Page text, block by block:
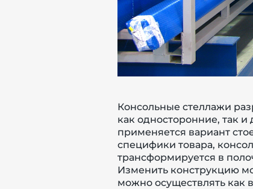
Консольные стеллажи
как односторонние, так
применяется вариант
специфики товара,
трансформируется в
Изменить конструкцию
можно осуществлять как